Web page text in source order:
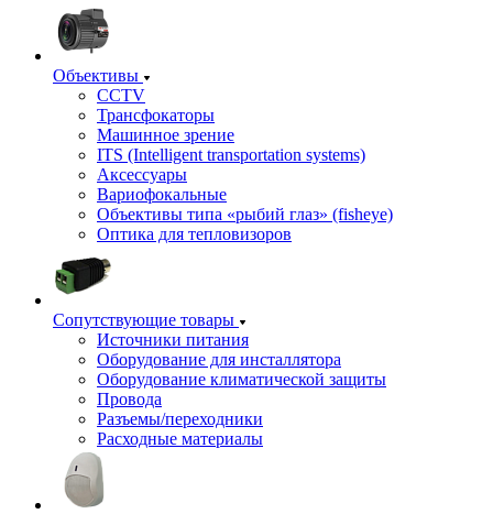
Объективы
CCTV
Трансфокаторы
Машинное зрение
ITS (Intelligent transportation systems)
Аксессуары
Вариофокальные
Объективы типа «рыбий глаз» (fisheye)
Оптика для тепловизоров
Сопутствующие товары
Источники питания
Оборудование для инсталлятора
Оборудование климатической защиты
Провода
Разъемы/переходники
Расходные материалы